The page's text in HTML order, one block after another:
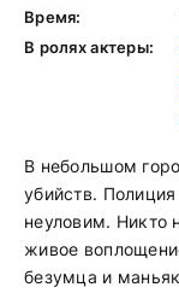
Время:
В ролях актеры:
В небольшом
убийств.
неуловим. Никто
живое
безумца и